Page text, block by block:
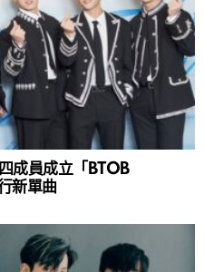
成員成立「BTOB
新單曲